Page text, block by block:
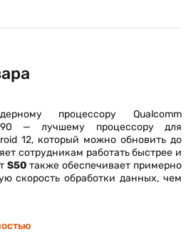
процессору Qualcomm
— лучшему процессору для
12, который можно обновить до
сотрудникам работать быстрее и
S50 также обеспечивает примерно
скорость обработки данных, чем